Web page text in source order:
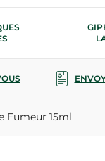
Fumeur 15ml